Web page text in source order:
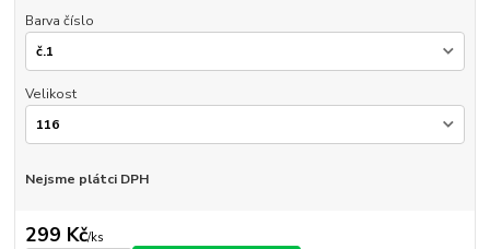
Barva číslo
Velikost
Nejsme plátci DPH
299 Kč/ks